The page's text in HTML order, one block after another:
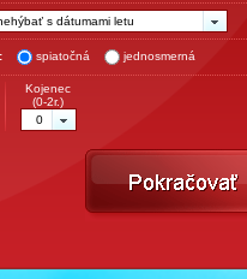
s dátumami letu
spiatočná jednosmerná
Kojenec
(0-2r.)
0